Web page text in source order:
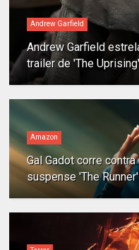
Andrew Garfield
Andrew Garfield
trailer de 'The Uprising'
Amazon
Gal Gadot corre
suspense 'The Runner'